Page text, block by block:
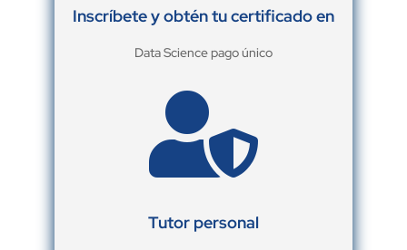
Inscríbete y obtén tu certificado en
Data Science pago único

Tutor personal